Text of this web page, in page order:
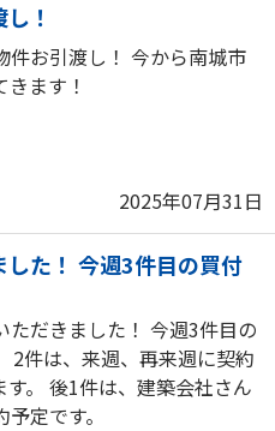
！
件お引渡し！ 今から南城市
ます！
2025年07月31日
た！ 今週3件目の買付
ただきました！ 今週3件目の
2件は、来週、再来週に契約
。 後1件は、建築会社さん
定です。